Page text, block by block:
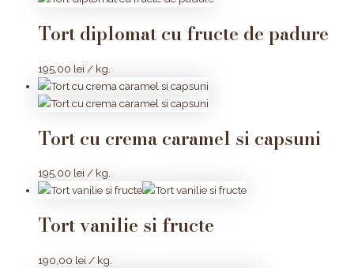
Tort diplomat cu fructe de padure
195,00 lei / kg.
Tort cu crema caramel si capsuni
195,00 lei / kg.
Tort vanilie si fructe
190,00 lei / kg.